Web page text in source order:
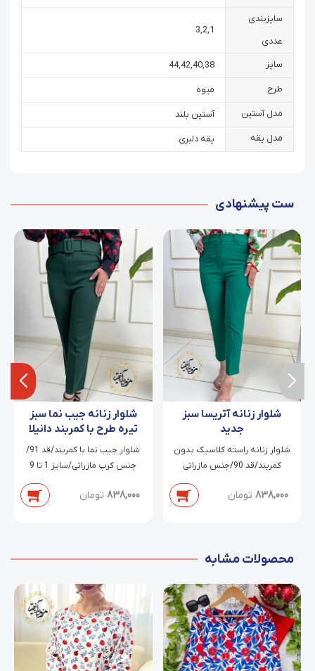
سایزبندی
عددی
1
,
2
,
3
سایز 38
,
40
,
42
,
44
طرح میوه
مدل آستین آستین بلند
مدل یقه یقه دلبری
ست پیشنهادی
شلوار زنانه آتریسا سبز
جدید
شلوار زنانه راسته کلاسیک بدون
کمربند/قد 90/جنس مازراتی
838,000 تومان
شلوار زنانه جیب نما سبز
تیره طرح با کمربند دانیلا
شلوار جیب نما با کمربند/قد 91/
جنس کرپ مازراتی/سایز 1 تا 9
838,000 تومان
محصولات مشابه